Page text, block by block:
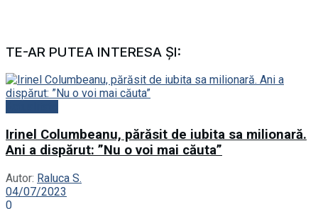
TE-AR PUTEA INTERESA ȘI:
Irinel Columbeanu, părăsit de iubita sa milionară.
Ani a dispărut: ”Nu o voi mai căuta”
Autor: Raluca S.
04/07/2023
0